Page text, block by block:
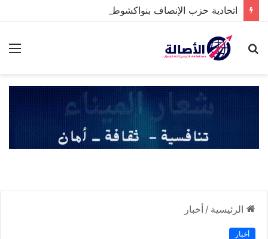
بحث
الرئيسية / أخبار
أخبار